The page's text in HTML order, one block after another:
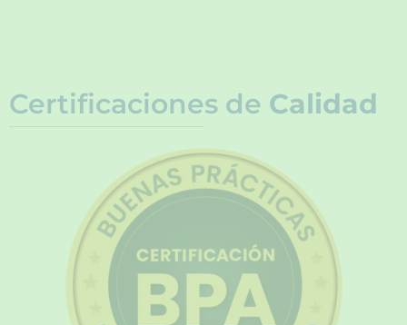
Certificaciones de Calidad